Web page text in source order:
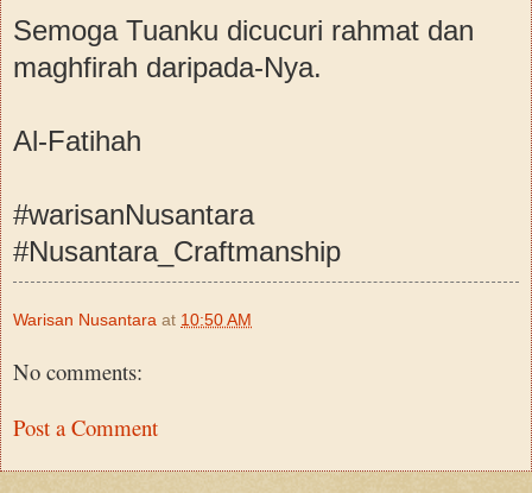
Semoga Tuanku dicucuri rahmat dan
maghfirah daripada-Nya.
Al-Fatihah
#warisanNusantara
#Nusantara_Craftmanship
Warisan Nusantara at 10:50 AM
No comments:
Post a Comment